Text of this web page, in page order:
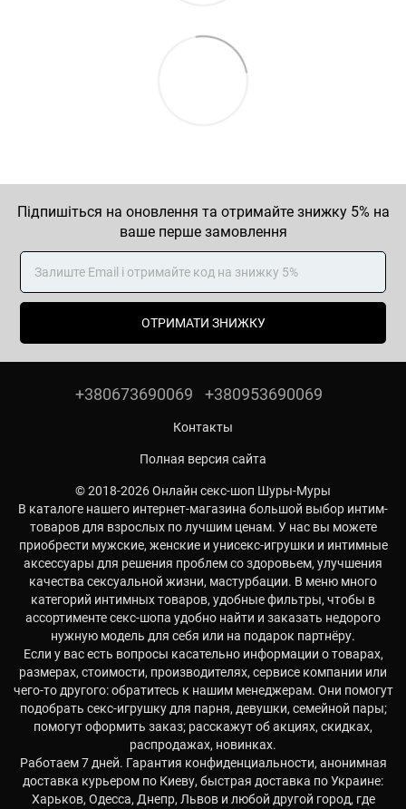
Підпишіться на оновлення та отримайте знижку 5% на
ваше перше замовлення
ОТРИМАТИ ЗНИЖКУ
+380673690069 +380953690069
Контакты
Полная версия сайта
© 2018-2026 Онлайн секс-шоп Шуры-Муры
В каталоге нашего интернет-магазина большой выбор интим-
товаров для взрослых по лучшим ценам. У нас вы можете
приобрести мужские, женские и унисекс-игрушки и интимные
аксессуары для решения проблем со здоровьем, улучшения
качества сексуальной жизни, мастурбации. В меню много
категорий интимных товаров, удобные фильтры, чтобы в
ассортименте секс-шопа удобно найти и заказать недорого
нужную модель для себя или на подарок партнёру.
Если у вас есть вопросы касательно информации о товарах,
размерах, стоимости, производителях, сервисе компании или
чего-то другого: обратитесь к нашим менеджерам. Они помогут
подобрать секс-игрушку для парня, девушки, семейной пары;
помогут оформить заказ; расскажут об акциях, скидках,
распродажах, новинках.
Работаем 7 дней. Гарантия конфиденциальности, анонимная
доставка курьером по Киеву, быстрая доставка по Украине:
Харьков, Одесса, Днепр, Львов и любой другой город, где